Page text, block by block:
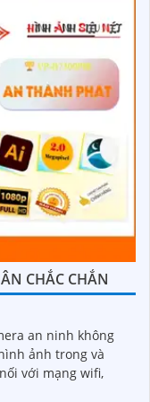
CHẮC CHẮN
an ninh không
ảnh trong và